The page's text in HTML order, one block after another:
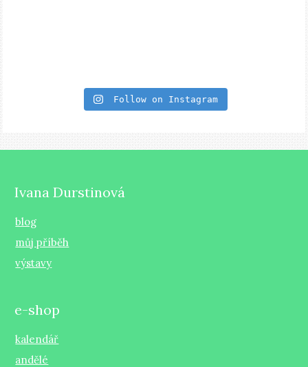
Follow on Instagram
Ivana Durstinová
blog
můj příběh
výstavy
e-shop
kalendář
andělé